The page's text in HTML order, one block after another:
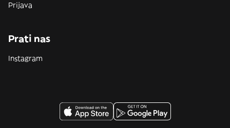
Prijava
Prati nas
Instagram